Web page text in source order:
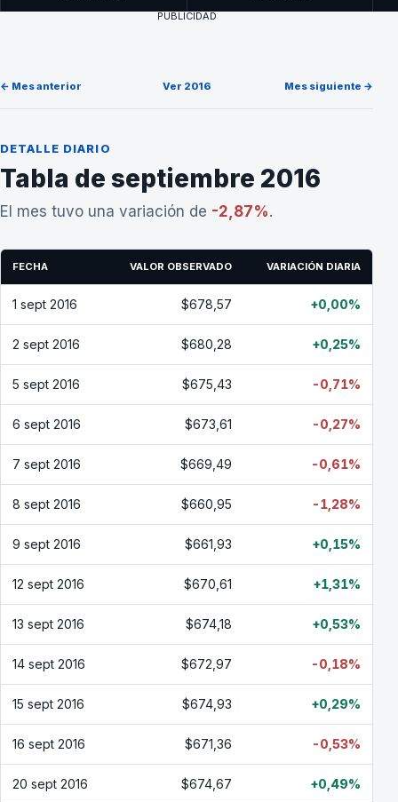
PUBLICIDAD
← Mes anterior Ver 2016 Mes siguiente →
DETALLE DIARIO
Tabla de septiembre 2016
El mes tuvo una variación de -2,87%.
FECHA VALOR OBSERVADO VARIACIÓN DIARIA
1 sept 2016 $678,57 +0,00%
2 sept 2016 $680,28 +0,25%
5 sept 2016 $675,43 -0,71%
6 sept 2016 $673,61 -0,27%
7 sept 2016 $669,49 -0,61%
8 sept 2016 $660,95 -1,28%
9 sept 2016 $661,93 +0,15%
12 sept 2016 $670,61 +1,31%
13 sept 2016 $674,18 +0,53%
14 sept 2016 $672,97 -0,18%
15 sept 2016 $674,93 +0,29%
16 sept 2016 $671,36 -0,53%
20 sept 2016 $674,67 +0,49%